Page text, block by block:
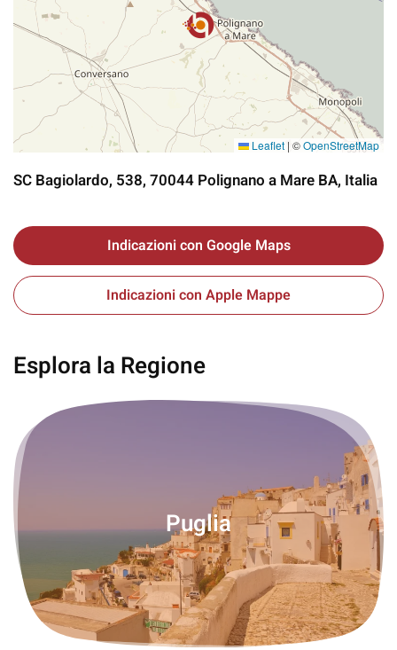
Leaflet | ©OpenStreetMap
SC Bagiolardo, 538, 70044 Polignano a Mare BA, Italia
Indicazioni con Google Maps
Indicazioni con Apple Mappe
Esplora la Regione
Puglia